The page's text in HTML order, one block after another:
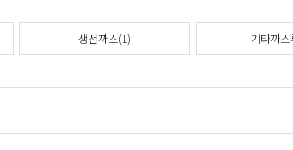
생선까스(1) 기타까